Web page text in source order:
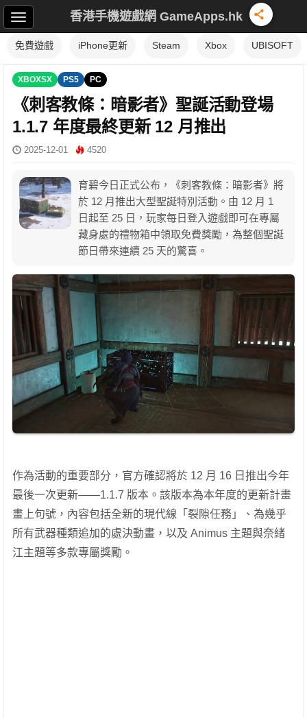
香港手機遊戲網 GameApps.hk
免費遊戲 iPhone更新 Steam Xbox UBISOFT
XBOXSX PS5 PC
《刺客教條：暗影者》聖誕活動登場
1.1.7 年度最終更新 12 月推出
2025-12-01 4520
育碧今日正式公布，《刺客教條：暗影者》將
於 12 月推出大型聖誕特別活動。由 12 月 1
日起至 25 日，玩家每日登入遊戲即可在專屬
藏身處的禮物箱中領取免費獎勵，為整個聖誕
節日帶來連續 25 天的驚喜。
作為活動的重要部分，官方確認將於 12 月 16 日推出今年
最後一次更新——1.1.7 版本。該版本為本年度的更新計畫
畫上句號，內容包括全新的現代線「裂隙任務」、為幾乎
所有武器種類追加的處決動畫，以及 Animus 主題與奈緒
江主題等多款專屬獎勵。